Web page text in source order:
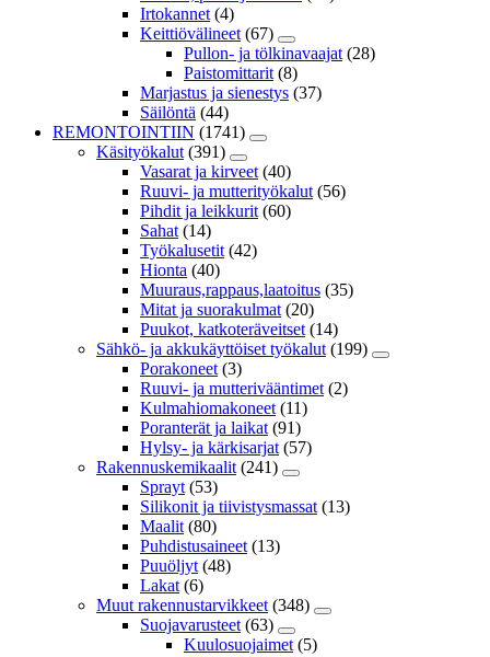
Irtokannet (4)
Keittiövälineet (67)
Pullon- ja tölkinavaajat (28)
Paistomittarit (8)
Marjastus ja sienestys (37)
Säilöntä (44)
REMONTOINTIIN (1741)
Käsityökalut (391)
Vasarat ja kirveet (40)
Ruuvi- ja mutterityökalut (56)
Pihdit ja leikkurit (60)
Sahat (14)
Työkalusetit (42)
Hionta (40)
Muuraus,rappaus,laatoitus (35)
Mitat ja suorakulmat (20)
Puukot, katkoteräveitset (14)
Sähkö- ja akkukäyttöiset työkalut (199)
Porakoneet (3)
Ruuvi- ja mutterivääntimet (2)
Kulmahiomakoneet (11)
Poranterät ja laikat (91)
Hylsy- ja kärkisarjat (57)
Rakennuskemikaalit (241)
Sprayt (53)
Silikonit ja tiivistysmassat (13)
Maalit (80)
Puhdistusaineet (13)
Puuöljyt (48)
Lakat (6)
Muut rakennustarvikkeet (348)
Suojavarusteet (63)
Kuulosuojaimet (5)